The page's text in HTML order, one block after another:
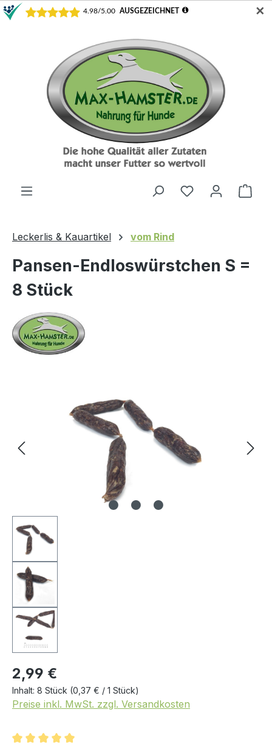
✕
Leckerlis & Kauartikel vom Rind
Pansen-Endloswürstchen S =
8 Stück
2,99 €
Inhalt: 8 Stück (0,37 € / 1 Stück)
Preise inkl. MwSt. zzgl. Versandkosten